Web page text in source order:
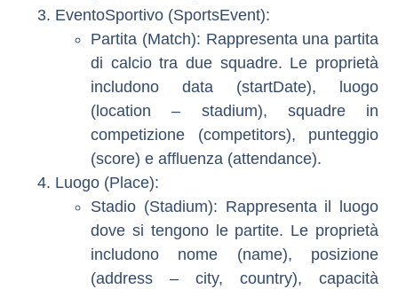
EventoSportivo (SportsEvent):
Partita (Match): Rappresenta una partita
di calcio tra due squadre. Le proprietà
includono data (startDate), luogo
(location – stadium), squadre in
competizione (competitors), punteggio
(score) e affluenza (attendance).
Luogo (Place):
Stadio (Stadium): Rappresenta il luogo
dove si tengono le partite. Le proprietà
includono nome (name), posizione
(address – city, country), capacità